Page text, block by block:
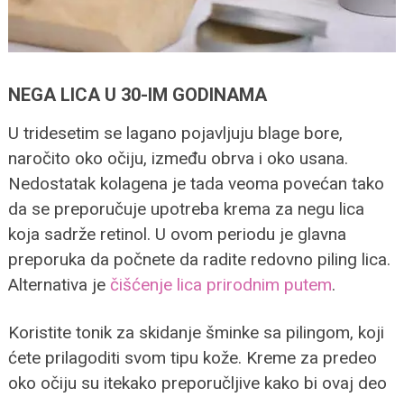
NEGA LICA U 30-IM GODINAMA
U tridesetim se lagano pojavljuju blage bore,
naročito oko očiju, između obrva i oko usana.
Nedostatak kolagena je tada veoma povećan tako
da se preporučuje upotreba krema za negu lica
koja sadrže retinol. U ovom periodu je glavna
preporuka da počnete da radite redovno piling lica.
Alternativa je čišćenje lica prirodnim putem.
Koristite tonik za skidanje šminke sa pilingom, koji
ćete prilagoditi svom tipu kože. Kreme za predeo
oko očiju su itekako preporučljive kako bi ovaj deo